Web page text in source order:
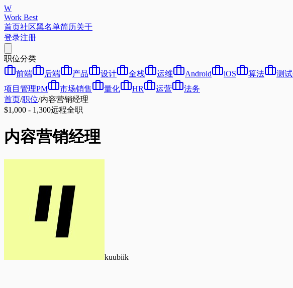
W
Work Best
首页社区黑名单简历关于
登录注册
职位分类
前端
后端 产品 设计 全栈 运维 Android iOS 算法 测
项目管理PM
市场销售 量化 HR 运营
法务
首页/职位/内容营销经理
$1,000 - 1,300远程全职
内容营销经理
kuubiik